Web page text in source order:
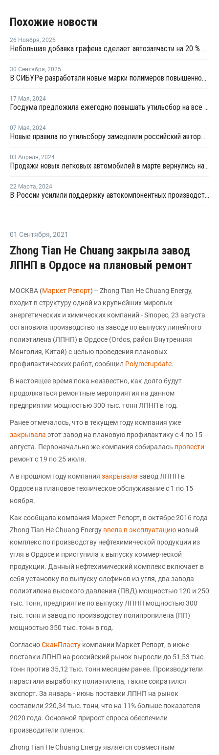
Похожие новости
26 Ноября, 2025
Небольшая добавка графена сделает автозапчасти на 20 % прочнее и на 18 % легче
30 Сентября, 2025
В СИБУРе разработали новые марки полимеров повышенной прочности
17 Мая, 2024
Госдума предложила ежегодно повышать утильсбор на все автомобили
07 Мая, 2024
Новые правила по утильсбору замедлили российский авторынок в апреле
03 Апреля, 2024
Продажи новых легковых автомобилей в марте вернулись на докризисный уровень
22 Марта, 2024
В России усилили поддержку автокомпонентных производств деньгами ФРП
01 Сентября, 2021
Zhong Tian He Chuang закрыла завод
ЛПНП в Ордосе на плановый ремонт
МОСКВА (Маркет Репорт) -- Zhong Tian He Chuang Energy,
входит в структуру одной из крупнейших мировых
энергетических и химических компаний - Sinopec, 23 августа
остановила производство на заводе по выпуску линейного
полиэтилена (ЛПНП) в Ордосе (Ordos, район Внутренняя
Монголия, Китай) с целью проведения плановых
профилактических работ, сообщил Polymerupdate.
В настоящее время пока неизвестно, как долго будут
продолжаться ремонтные мероприятия на данном
предприятии мощностью 300 тыс. тонн ЛПНП в год.
Ранее отмечалось, что в текущем году компания уже
закрывала этот завод на плановую профилактику с 4 по 15
августа. Первоначально же компания собиралась провести
ремонт с 19 по 25 июля.
А в прошлом году компания закрывала завод ЛПНП в
Ордосе на плановое техническое обслуживание с 1 по 15
ноября.
Как сообщала компания Маркет Репорт, в октябре 2016 года
Zhong Tian He Chuang Energy ввела в эксплуатацию новый
комплекс по производству нефтехимической продукции из
угля в Ордосе и приступила к выпуску коммерческой
продукции. Данный нефтехимический комплекс включает в
себя установку по выпуску олефинов из угля, два завода
полиэтилена высокого давления (ПВД) мощностью 120 и 250
тыс. тонн, предприятие по выпуску ЛПНП мощностью 300
тыс. тонн и завод по производству полипропилена (ПП)
мощностью 350 тыс. тонн в год.
СогласноСканПласту компании Маркет Репорт, в июне
поставки ЛПНП на российский рынок выросли до 51,53 тыс.
тонн против 35,12 тыс. тонн месяцем ранее. Производители
нарастили выработку полиэтилена, также сократился
экспорт. За январь - июнь поставки ЛПНП на рынок
составили 220,34 тыс. тонн, что на 11% больше показателя
2020 года. Основной прирост спроса обеспечили
производители пленок.
Zhong Tian He Chuang Energy является совместным